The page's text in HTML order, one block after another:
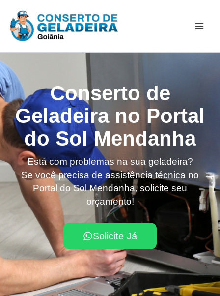
para
Conserto de
Geladeira no Portal
do Sol Mendanha
Está com problemas na sua geladeira?
Se você precisa de assistência técnica no
Portal do Sol Mendanha, solicite seu
orçamento!
Solicite Já